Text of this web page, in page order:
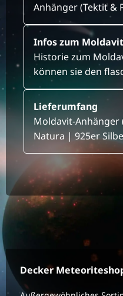
Anhänger (Tektit &
Infos zum
Historie zum
können sie den
Lieferumfang
Moldavit-Anhänger
Natura | 925er
Decker